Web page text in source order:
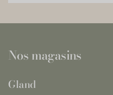
Nos magasins
Gland